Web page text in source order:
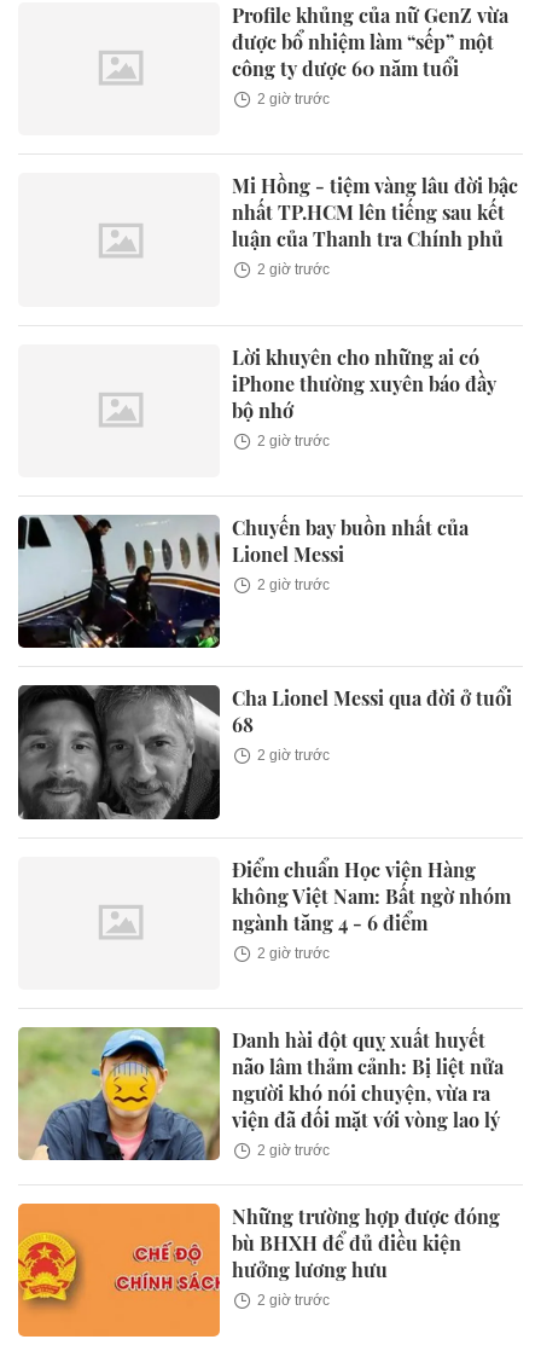
Profile khủng của nữ GenZ vừa
được bổ nhiệm làm “sếp” một
công ty dược 60 năm tuổi
2 giờ trước
Mi Hồng - tiệm vàng lâu đời bậc
nhất TP.HCM lên tiếng sau kết
luận của Thanh tra Chính phủ
2 giờ trước
Lời khuyên cho những ai có
iPhone thường xuyên báo đầy
bộ nhớ
2 giờ trước
Chuyến bay buồn nhất của
Lionel Messi
2 giờ trước
Cha Lionel Messi qua đời ở tuổi
68
2 giờ trước
Điểm chuẩn Học viện Hàng
không Việt Nam: Bất ngờ nhóm
ngành tăng 4 - 6 điểm
2 giờ trước
Danh hài đột quỵ xuất huyết
não lâm thảm cảnh: Bị liệt nửa
người khó nói chuyện, vừa ra
viện đã đối mặt với vòng lao lý
2 giờ trước
Những trường hợp được đóng
bù BHXH để đủ điều kiện
hưởng lương hưu
2 giờ trước